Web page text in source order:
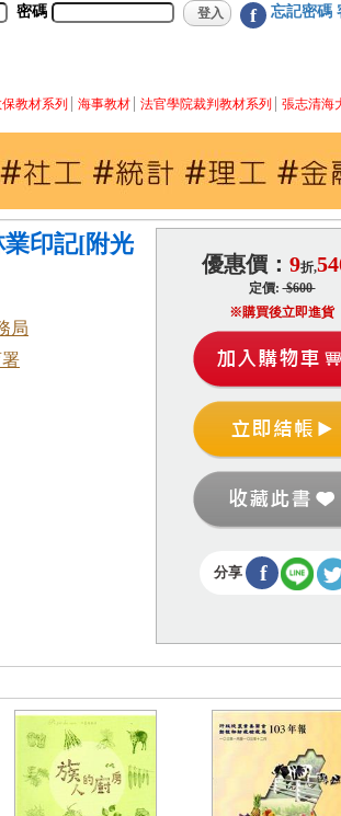
密碼 f 忘記密碼
教材系列 海事教材 法官學院裁判教材系列 張志清海
印記[附光
局
優惠價： 9折,
定價:$600
※購買後立即進貨
分享 f